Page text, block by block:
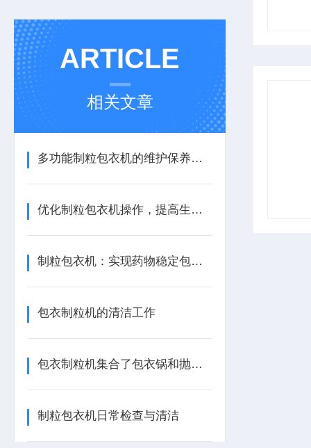
ARTICLE
相关文章
多功能制粒包衣机的维护保养方法
优化制粒包衣机操作，提高生产效率
制粒包衣机：实现药物稳定包衣的秘诀
包衣制粒机的清洁工作
包衣制粒机集合了包衣锅和抛丸机的性能
制粒包衣机日常检查与清洁